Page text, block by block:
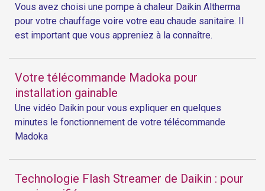
Vous avez choisi une pompe à chaleur Daikin Altherma
pour votre chauffage voire votre eau chaude sanitaire. Il
est important que vous appreniez à la connaître.
Votre télécommande Madoka pour
installation gainable
Une vidéo Daikin pour vous expliquer en quelques
minutes le fonctionnement de votre télécommande
Madoka
Technologie Flash Streamer de Daikin : pour